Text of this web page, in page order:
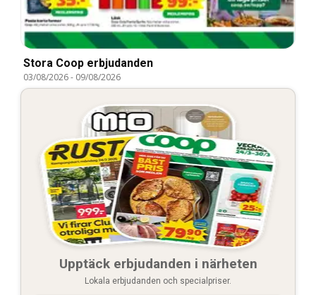
Stora Coop erbjudanden
03/08/2026- 09/08/2026
Upptäck erbjudanden i närheten
Lokala erbjudanden och specialpriser.